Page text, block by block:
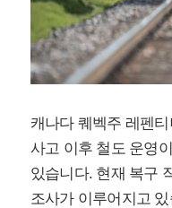
캐나다 퀘벡주 레펜
사고 이후 철도 운영
있습니다. 현재 복구
조사가 이루어지고